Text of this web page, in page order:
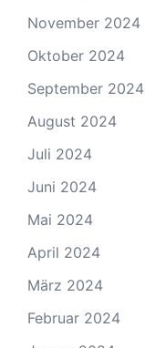
November 2024
Oktober 2024
September 2024
August 2024
Juli 2024
Juni 2024
Mai 2024
April 2024
März 2024
Februar 2024